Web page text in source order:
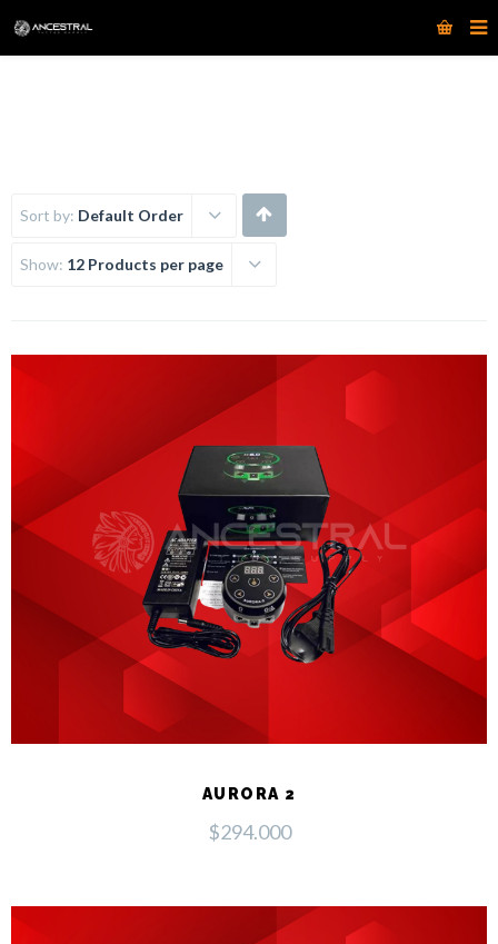
Sort by: Default Order
Show: 12 Products per page
AURORA 2
$294.000